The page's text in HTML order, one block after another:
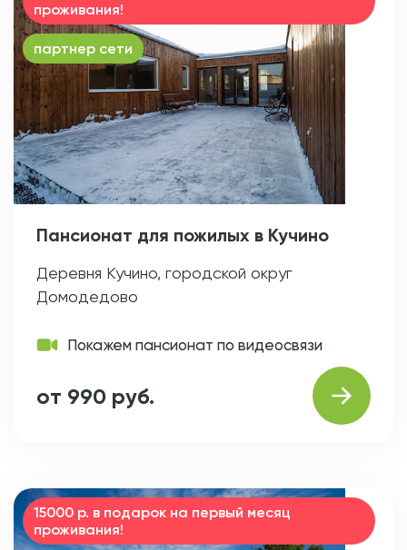
проживания!
партнер сети
Пансионат для пожилых в Кучино
Деревня Кучино, городской округ
Домодедово
Покажем пансионат по видеосвязи
от 990 руб.
15000 р. в подарок на первый месяц
проживания!